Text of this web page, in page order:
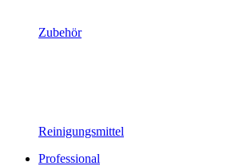
Zubehör
Reinigungsmittel
Professional